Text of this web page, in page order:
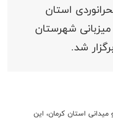
استان
به میزبانی شهرستان
شد.
استان کرمان، این